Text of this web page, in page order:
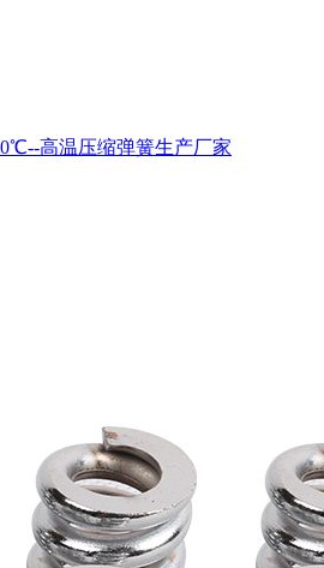
高温压缩弹簧生产厂家